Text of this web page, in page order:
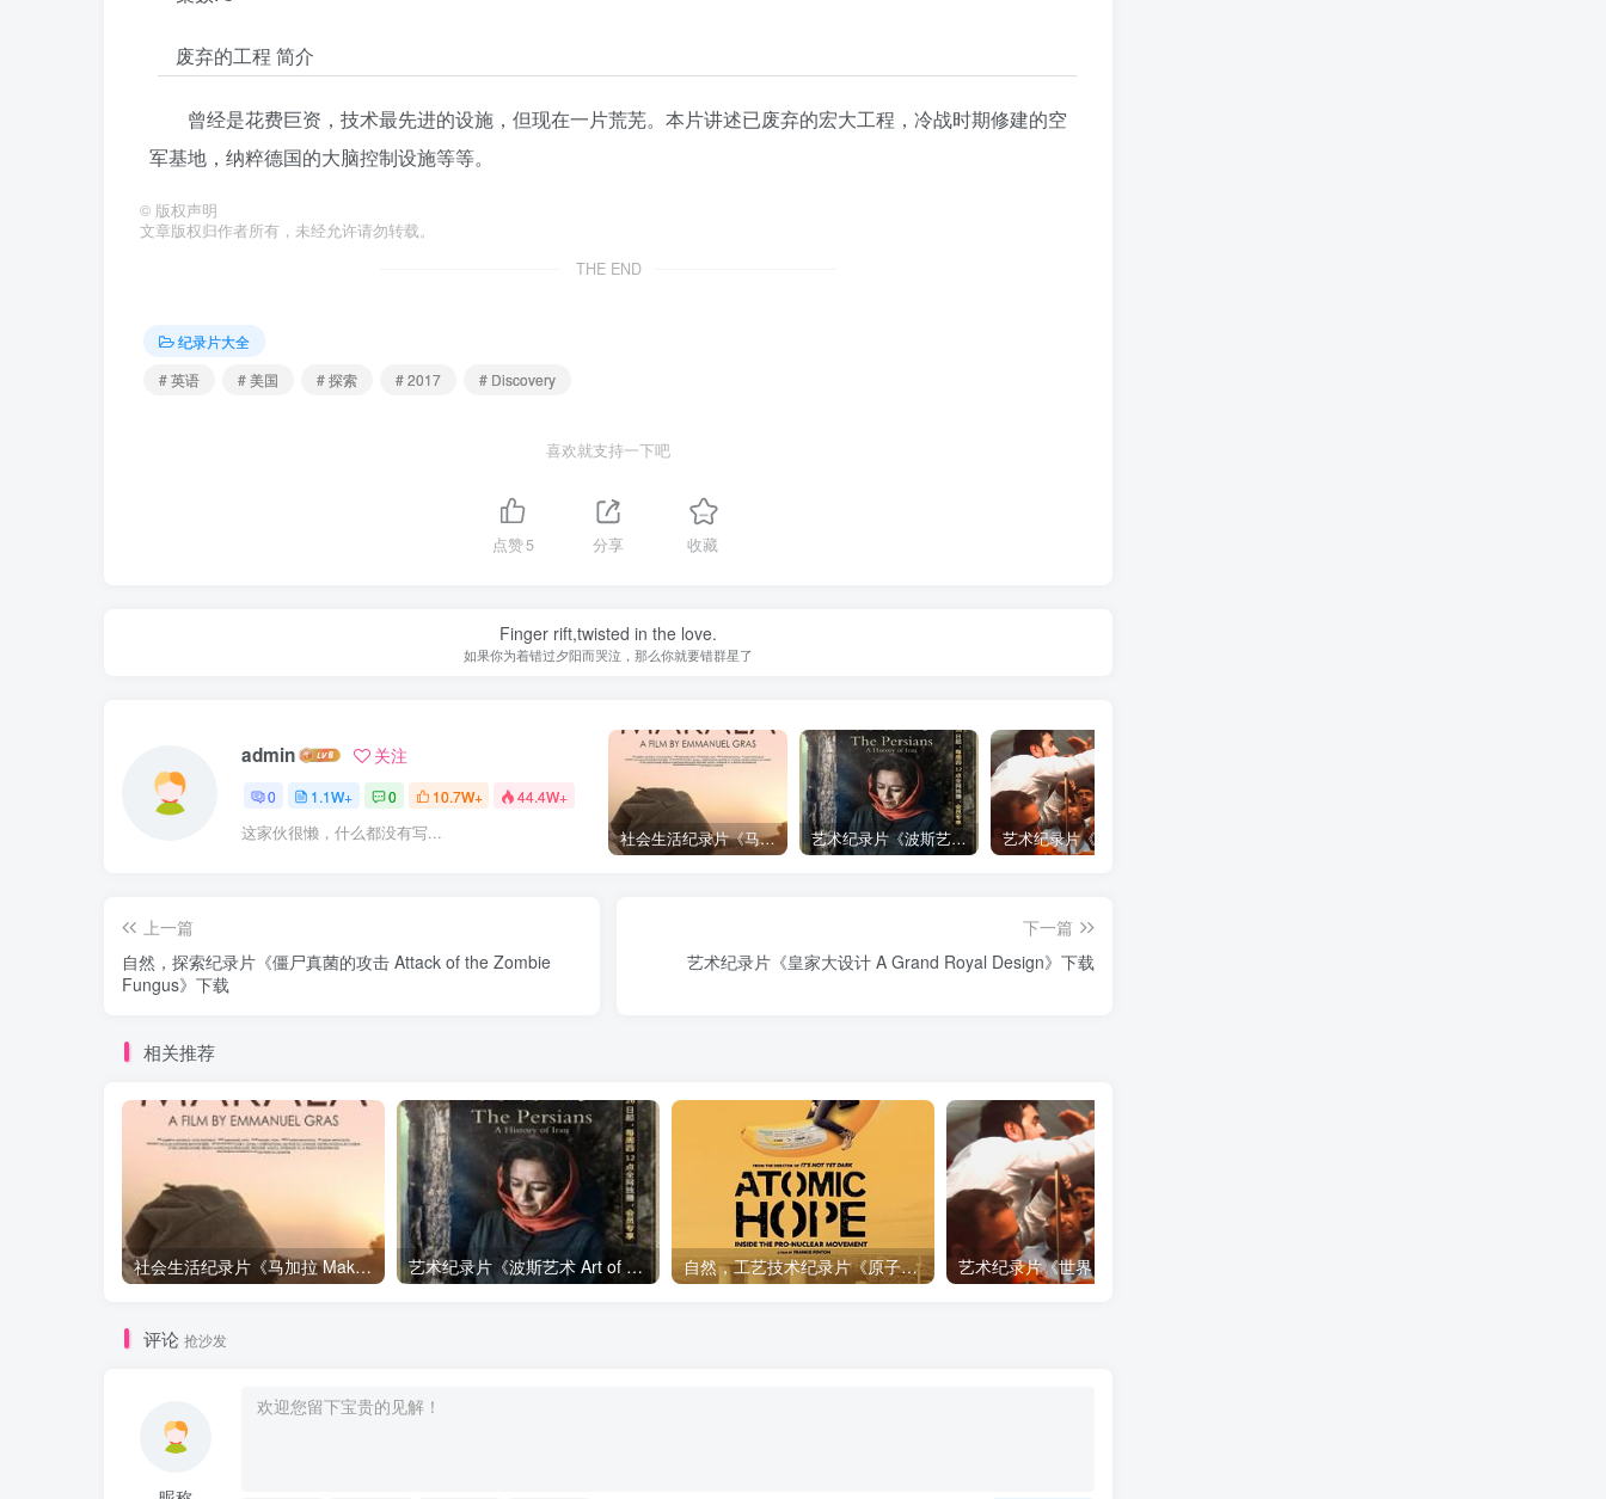
废弃的工程 简介
曾经是花费巨资，技术最先进的设施，但现在一片荒芜。本片讲述已废弃的宏大工程，冷战时期修建的空
军基地，纳粹德国的大脑控制设施等等。
© 版权声明
文章版权归作者所有，未经允许请勿转载。
THE END
纪录片大全
# 英语
# 美国 # 探索 # 2017 # Discovery
喜欢就支持一下吧
点赞5 分享 收藏
Finger rift,twisted in the love.
如果你为着错过夕阳而哭泣，那么你就要错群星了
admin 关注
0 1.1W+ 0 10.7W+ 44.4W+
这家伙很懒，什么都没有写... 社会生活纪录片《马加拉 Makala》下载 艺术纪录片《波斯艺术 Art of Persia》下载
上一篇
自然，探索纪录片《僵尸真菌的攻击 Attack of the Zombie
Fungus》下载
下一篇
艺术纪录片《皇家大设计 A Grand Royal Design》下载
相关推荐
社会生活纪录片《马加拉 Makala》下载 艺术纪录片《波斯艺术 Art of Persia》下载 自然，工艺技术纪录片《原子能的希望 Atomic Hope – Inside the Pro-Nuclear Movement》下载
评论 抢沙发